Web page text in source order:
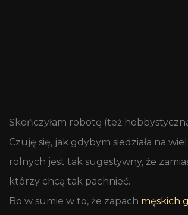
Skończyłam robotę (też
Czuję się, jak gdybym siedziała na
rolnych jest tak sugestywny, że
którzy chcą tak pachnieć.
Bo w sumie w to, że zapach męskich